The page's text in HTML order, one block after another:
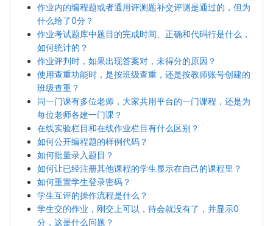
作业内的编程题或者通用评测题补交评测是通过的，但为
什么给了0分？
作业考试题库中题目的完成时间、正确和代码行是什么，
如何统计的？
作业评判时，如果出现答案对，未得分的原因？
使用查重功能时，是按班级查重，还是按教师账号创建的
班级查重？
同一门课有多位老师，大家共用平台的一门课程，还是为
每位老师各建一门课？
在线实验栏目和在线作业栏目有什么区别？
如何公开编程题的样例代码？
如何批量录入题目？
如何让已经注册其他课程的学生显示在自己的课程里？
如何重置学生登录密码？
学生互评的操作流程是什么？
学生交的作业，刚交上可以，待会就没有了，并显示0
分，这是什么问题？